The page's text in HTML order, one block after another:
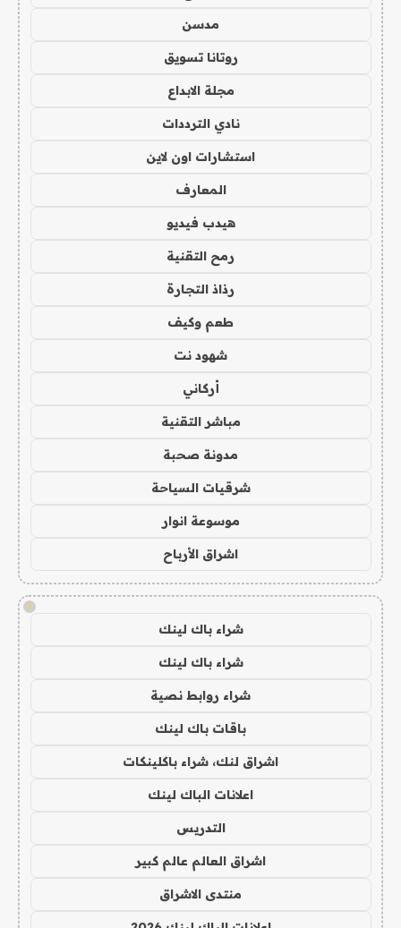
مدسن
روتانا تسويق
مجلة الابداع
نادي الترددات
استشارات اون لاين
المعارف
هيدب فيديو
رمح التقنية
رذاذ التجارة
طعم وكيف
شهود نت
أركاني
مباشر التقنية
مدونة صحبة
شرقيات السياحة
موسوعة انوار
اشراق الأرباح
!
شراء باك لينك
شراء باك لينك
شراء روابط نصية
باقات باك لينك
اشراق لنك، شراء باكلينكات
اعلانات الباك لينك
التدريس
اشراق العالم عالم كبير
منتدى الاشراق